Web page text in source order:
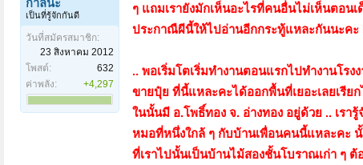
กาลีนะ
เป็นที่รู้จักกันดี
วันที่สมัครสมาชิก:
23 สิงหาคม 2012
โพสต์:
632
ค่าพลัง:
+4,297
ๆ แถมเรายังมักเห็นอะไรที่คนอื่นไม่เห็นตอน
ประกาณืผีนี้ให้ไปอ่านอีกกระทู้แหละกันนะคะ
.. พอเริ่มโตเริ่มทำงานตอนแรกไปทำงานโร
ขายปุ๋ย ที่นี้แหละคะได้ออกพื้นที่เยอะเลยเรีย
ในนั้นมี อ.โพธิ์ทอง จ. อ่างทอง อยู่ด้วย .. เร
หมอที่หนึ่งใกล้ ๆ กับบ้านเพื่อนคนนี้แหละคะ นั้
ที่เราไปนั้นเป็นบ้านไม้สองชั้นโบราณเก่า ๆ